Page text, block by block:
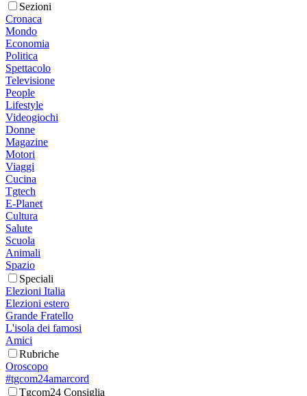
Sezioni
Cronaca
Mondo
Economia
Politica
Spettacolo
Televisione
People
Lifestyle
Videogiochi
Donne
Magazine
Motori
Viaggi
Cucina
Tgtech
E-Planet
Cultura
Salute
Scuola
Animali
Spazio
Speciali
Elezioni Italia
Elezioni estero
Grande Fratello
L'isola dei famosi
Amici
Rubriche
Oroscopo
#tgcom24amarcord
Tgcom24 Consiglia